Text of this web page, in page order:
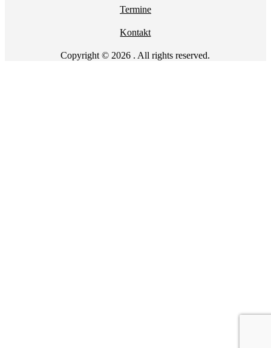
Termine
Kontakt
Copyright © 2026 . All rights reserved.